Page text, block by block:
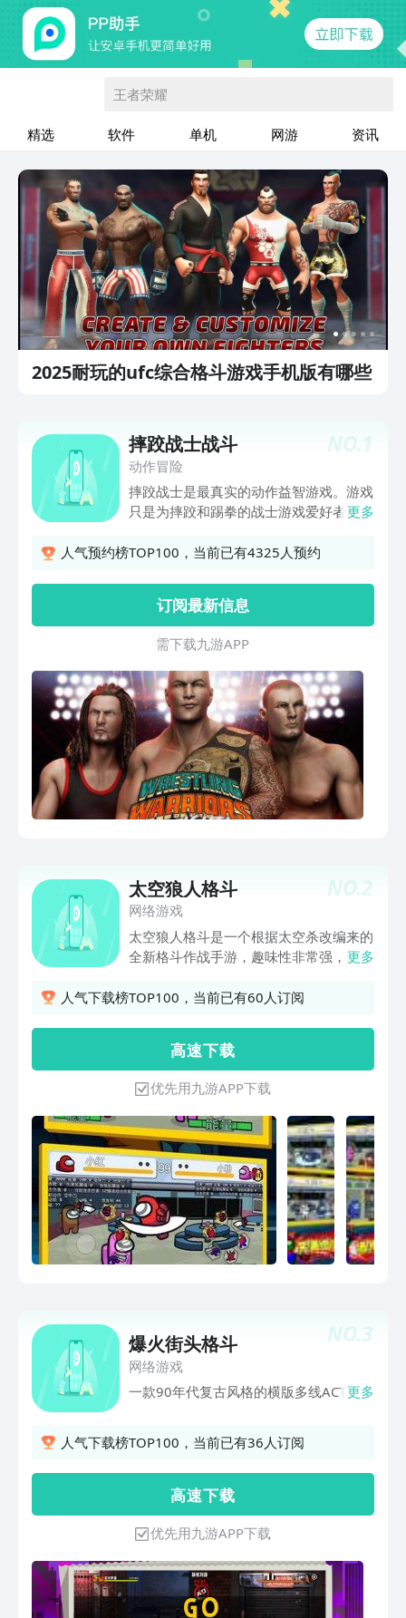
王者荣耀
精选 软件 单机 网游 资讯
2025耐玩的ufc综合格斗游戏手机版有哪些
NO.1
摔跤战士战斗
动作冒险
摔跤战士是最真实的动作益智游戏。游戏
只是为摔跤和踢拳的战士游戏爱好者设计
证明你的战士血力作为一个真正的标签队
上冒险投篮。在这场街头摔跤比赛中成为
冠军摔跤冠军。用你的战斗风格和踢拳击
动作踢人群。击败所有的冠军摔跤手在这
个最终的竞争对手的街头x战斗机，并成
为摔跤战士战斗竞技场的冠军，赢得战士
遗产。那么你还在等什么来展示你的职业
摔跤手技能，最终成为世界上最伟大的战
士国王冠军。现在是时候参加真正的摔跤
锦标赛，击败所有的对手，赢得冠军，世
界冠军正在等待。 我们准备为即将到来
的动作游戏血腥战士开始您的真实标签队
摔跤冠军。体验残酷的战士打斗游戏模
头x比赛战斗机匹配与这个终极踢战世界
摔跤比赛。击败所有的世界级标签队冠军
与面对面的战斗和移动迅速在戒指像一个
传奇摔跤手，并躲避他们与你的左，右自
游戏。淘汰赛将增加战士国王的力量，强
度和激情的战斗。在世界冠军赛中赢得不
可思议的比赛。与各种各样的革命技巧打
仗，如捏，紧密的战斗和取消。 特色功
能 平稳直观的控制 令人惊叹和高品质的
3D图形 惊人的3D摔跤环境 8个不同的字
战斗任务 训练模式，经典模式，故事模
式游戏 特殊动作喜欢投掷敌人，踢和打
击组合
更多
人气预约榜TOP100，当前已有4325人预约
订阅最新信息
需 下 载 九 游 A P P
NO.2
太空狼人格斗
网络游戏
太空狼人格斗是一个根据太空杀改编来的
全新格斗作战手游，趣味性非常强，这一
太空冒牌船员，面对整条太空飞船的船
斗，多个技能由你自己组合搭配使用，看
你能否顺利击败敌人，快来下载开始游戏
吧！
更多
人气下载榜TOP100，当前已有60人订阅
高 速 下 载
优先用九游APP下载
NO.3
爆火街头格斗
网络游戏
一款90年代复古风格的横版多线ACT。更多
人气下载榜TOP100，当前已有36人订阅
高 速 下 载
优先用九游APP下载